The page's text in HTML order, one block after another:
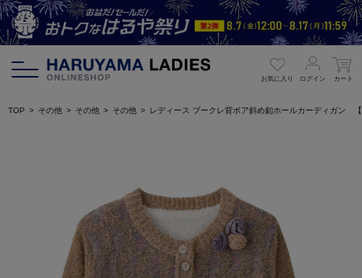
お気に入り ログイン カート
TOP その他 その他 その他 レディース ブークレ背ボア斜め釦ホールカーディガン